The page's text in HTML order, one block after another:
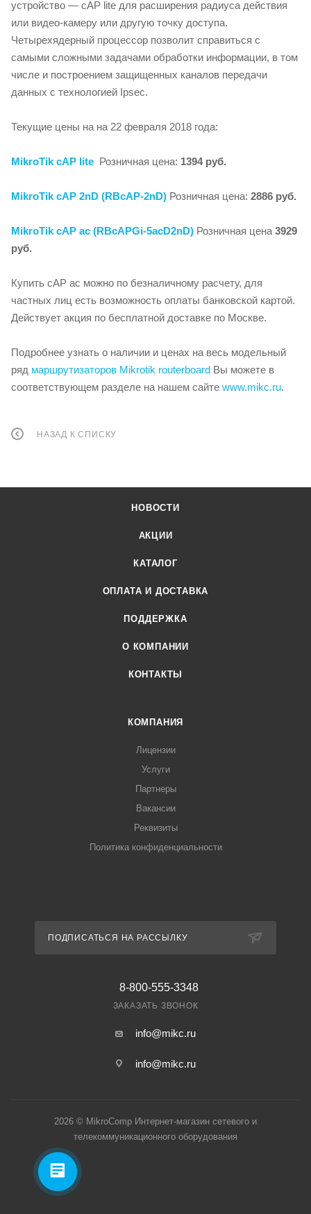
устройство — cAP lite для расширения радиуса действия
или видео-камеру или другую точку доступа.
Четырехядерный процессор позволит справиться с
самыми сложными задачами обработки информации, в том
числе и построением защищенных каналов передачи
данных с технологией Ipsec.
Текущие цены на на 22 февраля 2018 года:
MikroTik cAP lite Розничная цена: 1394 руб.
MikroTik cAP 2nD (RBcAP-2nD) Розничная цена: 2886 руб.
MikroTik cAP ac (RBcAPGi-5acD2nD) Розничная цена3929
руб.
Купить cAP ac можно по безналичному расчету, для
частных лиц есть возможность оплаты банковской картой.
Действует акция по бесплатной доставке по Москве.
Подробнее узнать о наличии и ценах на весь модельный
ряд маршрутизаторов Mikrotik routerboard Вы можете в
соответствующем разделе на нашем сайте www.mikc.ru.
НАЗАД К СПИСКУ
НОВОСТИ
АКЦИИ
КАТАЛОГ
ОПЛАТА И ДОСТАВКА
ПОДДЕРЖКА
О КОМПАНИИ
КОНТАКТЫ
КОМПАНИЯ
Лицензии
Услуги
Партнеры
Вакансии
Реквизиты
Политика конфиденциальности
ПОДПИСАТЬСЯ НА РАССЫЛКУ
8-800-555-3348
ЗАКАЗАТЬ ЗВОНОК
info@mikc.ru
info@mikc.ru
2026 © MikroComp Интернет-магазин сетевого и
телекоммуникационного оборудования